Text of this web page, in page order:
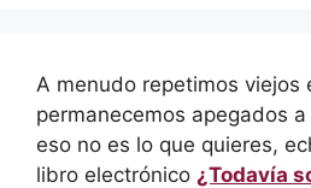
A menudo repetimos viejos
permanecemos apegados
eso no es lo que quieres,
libro electrónico ¿Todavía